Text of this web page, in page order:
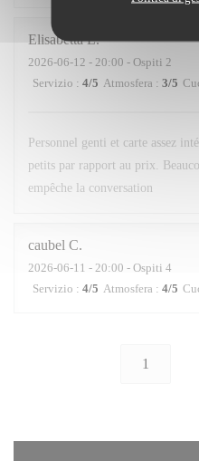
Elisabetta L
2026-06-12 - 20:00 - Ospiti 2
Servizio : 4/5 Atmosfera : 3/5
Personnel genti et carte assez
petits par rapport au prix.
empêche la conversation
caubel C
2026-06-11 - 20:00 - Ospiti 4
Servizio : 4/5 Atmosfera : 4/5
1